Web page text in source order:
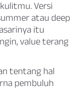
Versi
atau deep
itu
value terang
tentang hal
pembuluh